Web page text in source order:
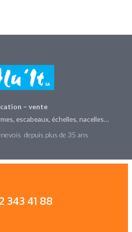
– vente
escabeaux, échelles, nacelles…
depuis plus de 35 ans
343 41 88